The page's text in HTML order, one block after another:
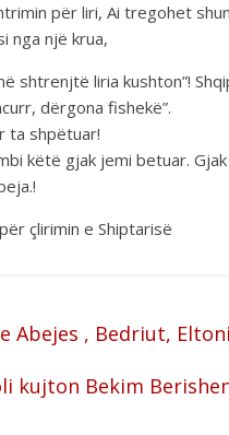
për liri, Ai tregohet
nga një krua,
shtrenjtë liria kushton”!
dërgona fishekë”.
ta shpëtuar!
këtë gjak jemi betuar.
çlirimin e Shiptarisë
Abejes , Bedriut,
kujton Bekim